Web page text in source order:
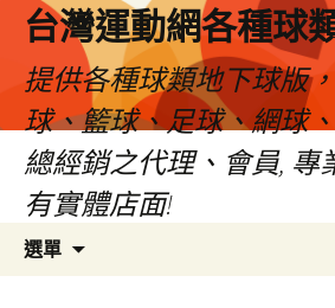
台灣運動網各種球
提供各種球類地下球版
球、籃球、足球、網球
總經銷之代理、會員, 專
有實體店面!
選單